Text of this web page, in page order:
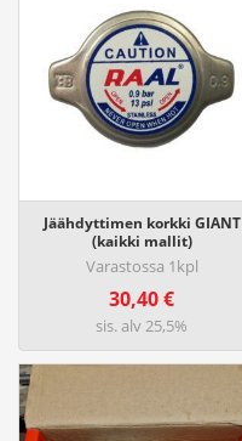
Jäähdyttimen korkki GIANT
(kaikki mallit)
Varastossa 1kpl
30,40€
sis. alv 25,5%